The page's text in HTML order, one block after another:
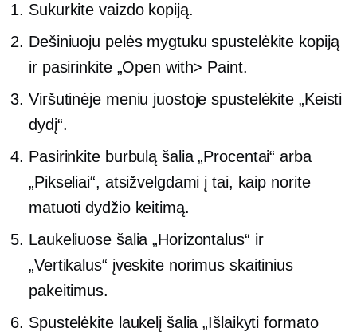
Sukurkite vaizdo kopiją.
Dešiniuoju pelės mygtuku spustelėkite kopiją
ir pasirinkite „Open with> Paint.
Viršutinėje meniu juostoje spustelėkite „Keisti
dydį“.
Pasirinkite burbulą šalia „Procentai“ arba
„Pikseliai“, atsižvelgdami į tai, kaip norite
matuoti dydžio keitimą.
Laukeliuose šalia „Horizontalus“ ir
„Vertikalus“ įveskite norimus skaitinius
pakeitimus.
Spustelėkite laukelį šalia „Išlaikyti formato